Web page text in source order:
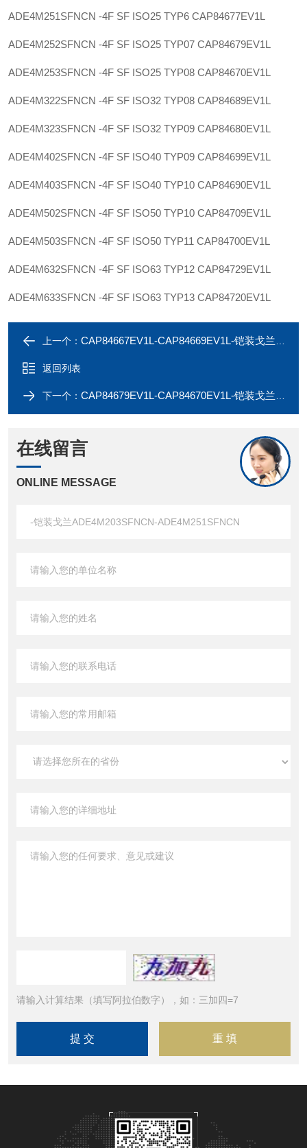
ADE4M251SFNCN -4F SF ISO25 TYP6 CAP84677EV1L
ADE4M252SFNCN -4F SF ISO25 TYP07 CAP84679EV1L
ADE4M253SFNCN -4F SF ISO25 TYP08 CAP84670EV1L
ADE4M322SFNCN -4F SF ISO32 TYP08 CAP84689EV1L
ADE4M323SFNCN -4F SF ISO32 TYP09 CAP84680EV1L
ADE4M402SFNCN -4F SF ISO40 TYP09 CAP84699EV1L
ADE4M403SFNCN -4F SF ISO40 TYP10 CAP84690EV1L
ADE4M502SFNCN -4F SF ISO50 TYP10 CAP84709EV1L
ADE4M503SFNCN -4F SF ISO50 TYP11 CAP84700EV1L
ADE4M632SFNCN -4F SF ISO63 TYP12 CAP84729EV1L
ADE4M633SFNCN -4F SF ISO63 TYP13 CAP84720EV1L
上一个： CAP84667EV1L-CAP84669EV1L-铠装戈兰ADE4M201SFNCN-ADE4M202SFNCN
返回列表
下一个： CAP84679EV1L-CAP84670EV1L-铠装戈兰ADE4M252SFNCN-ADE4M253SFNCN
在线留言
ONLINE MESSAGE
请输入计算结果（填写阿拉伯数字），如：三加四=7